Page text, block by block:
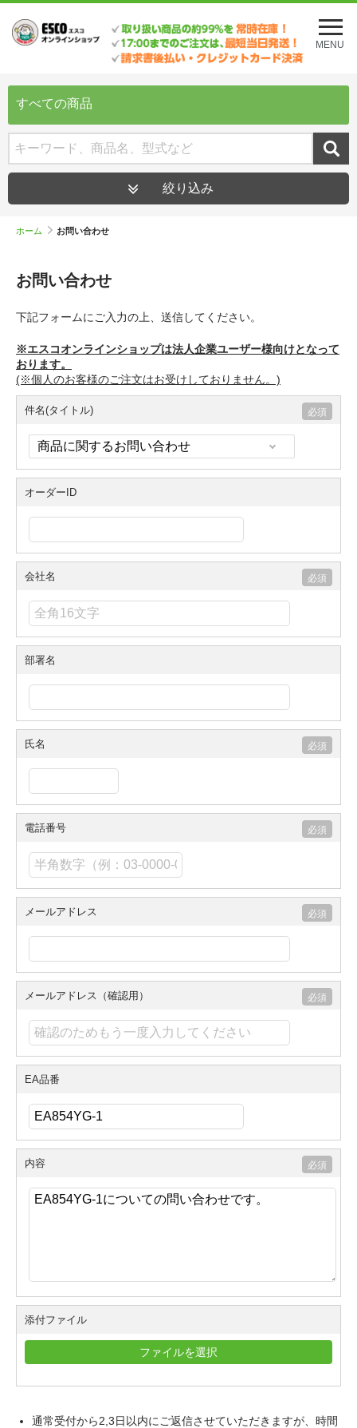
メ
ニ
ュ
を
MENU
すべての商品
絞り込み
ホーム お問い合わせ
お問い合わせ
下記フォームにご入力の上、送信してください。
※エスコオンラインショップは法人企業ユーザー様向けとなって
おります。
(※個人のお客様のご注文はお受けしておりません。)
件名(タイトル)
オーダーID
会社名
部署名
氏名
電話番号
メールアドレス
メールアドレス（確認用）
EA品番
内容
添付ファイル
ファイルを選択
通常受付から2,3日以内にご返信させていただきますが、時間